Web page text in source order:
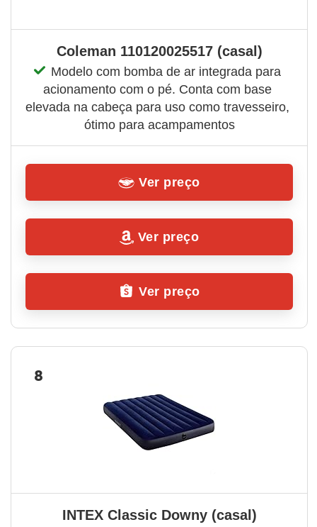
Coleman 110120025517 (casal)
Modelo com bomba de ar integrada para
acionamento com o pé. Conta com base
elevada na cabeça para uso como travesseiro,
ótimo para acampamentos
Ver preço
Ver preço
Ver preço
8
INTEX Classic Downy (casal)